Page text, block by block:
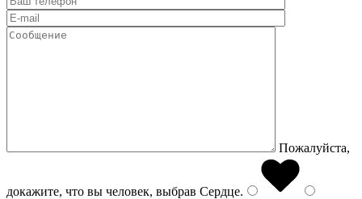
Пожалуйста,
докажите, что вы человек, выбрав Сердце.